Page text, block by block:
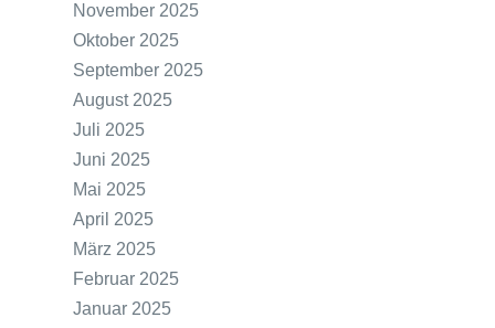
November 2025
Oktober 2025
September 2025
August 2025
Juli 2025
Juni 2025
Mai 2025
April 2025
März 2025
Februar 2025
Januar 2025